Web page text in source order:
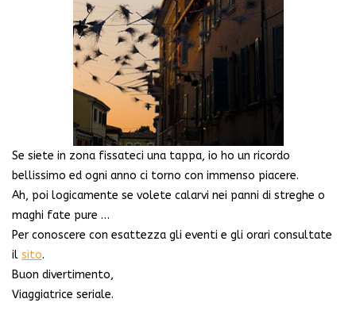
Se siete in zona fissateci una tappa, io ho un ricordo
bellissimo ed ogni anno ci torno con immenso piacere.
Ah, poi logicamente se volete calarvi nei panni di streghe o
maghi fate pure …
Per conoscere con esattezza gli eventi e gli orari consultate
il sito.
Buon divertimento,
Viaggiatrice seriale.